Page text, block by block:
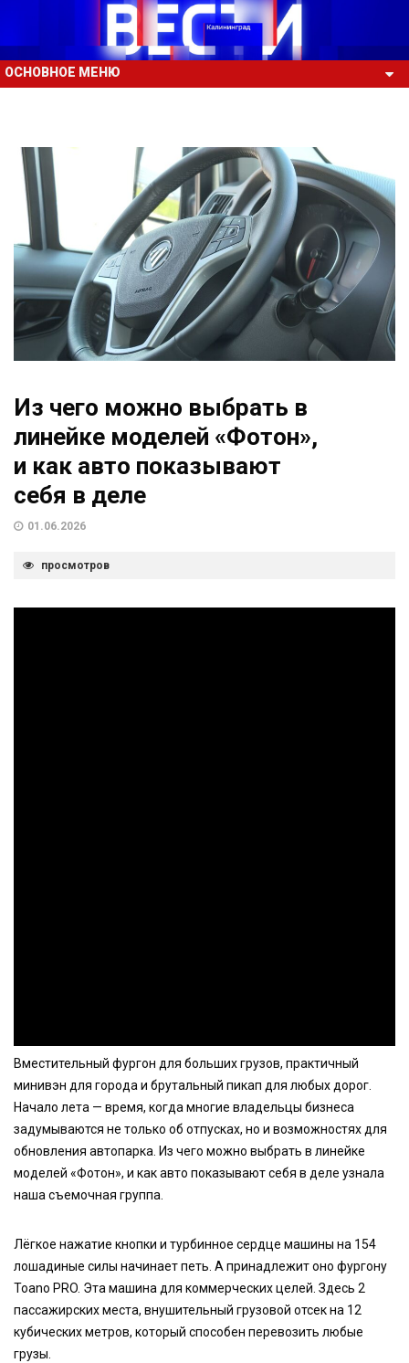
ОСНОВНОЕ МЕНЮ
Из чего можно выбрать в
линейке моделей «Фотон»,
и как авто показывают
себя в деле
01.06.2026
просмотров
Вместительный фургон для больших грузов, практичный
минивэн для города и брутальный пикап для любых дорог.
Начало лета — время, когда многие владельцы бизнеса
задумываются не только об отпусках, но и возможностях для
обновления автопарка. Из чего можно выбрать в линейке
моделей «Фотон», и как авто показывают себя в деле узнала
наша съемочная группа.
Лёгкое нажатие кнопки и турбинное сердце машины на 154
лошадиные силы начинает петь. А принадлежит оно фургону
Toano PRO. Эта машина для коммерческих целей. Здесь 2
пассажирских места, внушительный грузовой отсек на 12
кубических метров, который способен перевозить любые
грузы.